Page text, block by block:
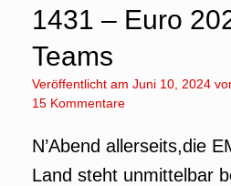
1431 – Euro
Teams
Veröffentlicht am Juni 10, 2024
15 Kommentare
N’Abend allerseits,die
Land steht unmittelbar